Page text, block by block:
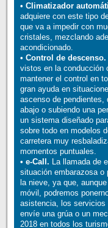
• Climatizador
adquiere con este tipo
que va a impedir con
cristales, mezclando
acondicionado.
• Control de descenso.
vistos en la conducción
mantener el control en
gran ayuda en
ascenso de pendientes,
abajo o subiendo una
un sistema diseñado
sobre todo en modelos
carretera muy
momentos puntuales.
• e-Call. La llamada de
situación embarazosa o
la nieve, ya que,
móvil, podremos
asistencia, los servicios
envíe una grúa o un
2018 en todos los